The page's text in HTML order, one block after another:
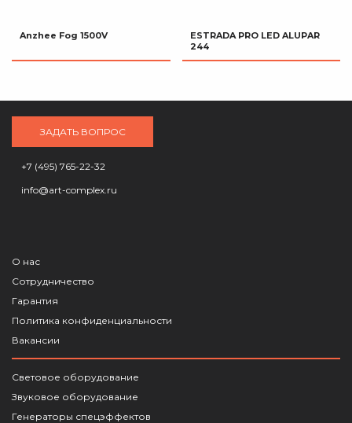
Anzhee Fog 1500V
ESTRADA PRO LED ALUPAR
244
ЗАДАТЬ ВОПРОС
+7 (495) 765-22-32
info@art-complex.ru
О нас
Сотрудничество
Гарантия
Политика конфиденциальности
Вакансии
Световое оборудование
Звуковое оборудование
Генераторы спецэффектов